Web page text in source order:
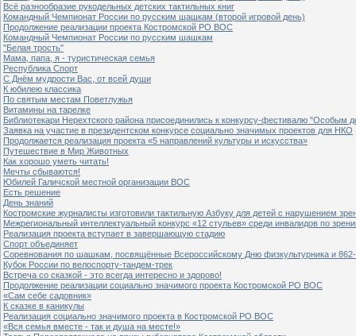
Всё разнообразие рукодельных детских тактильных книг
Командный Чемпионат России по русским шашкам (второй игровой день)
Продолжение реализации проекта Костромской РО ВОС
Командный Чемпионат России по русским шашкам
"Белая трость"
Мама, папа, я - туристическая семья
Республика Спорт
С Днём мудрости Вас, от всей души
К юбилею классика
По святым местам Поветлужья
Витамины на тарелке
Библиотекари Нерехтского района присоединились к конкурсу-фестивалю "Особым
Заявка на участие в президентском конкурсе социально значимых проектов для НКО
Продолжается реализация проекта «5 направлений культуры и искусства»
Путешествие в Мир Животных
Как хорошо уметь читать!
Мечты сбываются!
Юбилей Галичской местной организации ВОС
Есть решение
День знаний
Костромские журналисты изготовили тактильную Азбуку для детей с нарушением
Межрегиональный интеллектуальный конкурс «12 стульев» среди инвалидов по
Реализация проекта вступает в завершающую стадию
Спорт объединяет
Соревнования по шашкам, посвящённые Всероссийскому Дню физкультурника и
Кубок России по велоспорту-тандем-трек
Встреча со сказкой - это всегда интересно и здорово!
Продолжение реализации социально значимого проекта Костромской РО ВОС
«Сам себе садовник»
К сказке в каникулы
Реализация социально значимого проекта в Костромской РО ВОС
«Вся семья вместе - так и душа на месте!»